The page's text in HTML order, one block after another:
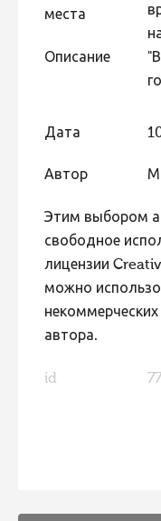
Фотоконкурс
Фотоконкурс
Фотоконкурс
Фотоконкурс
Фотоконкурс
Фотоконкурс
Фотоконкурс
места
Описание
Дата
Автор
Этим выбором
свободное
лицензии
можно
автора.
id